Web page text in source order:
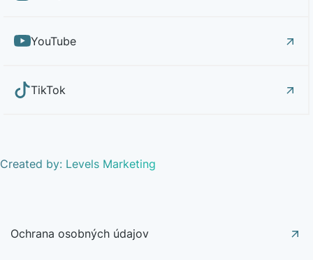
YouTube
TikTok
Created by: Levels Marketing
Ochrana osobných údajov